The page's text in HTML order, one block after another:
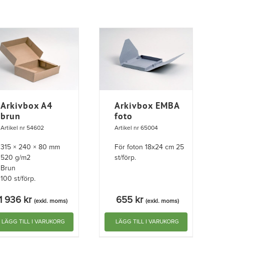
Arkivbox A4
brun
Artikel nr 54602
315 × 240 × 80 mm
520 g/m2
Brun
100 st/förp.
936 kr (exkl. moms)
LÄGG TILL I VARUKORG
Arkivbox EMBA
foto
Artikel nr 65004
För foton 18x24 cm 25
st/förp.
655 kr (exkl. moms)
LÄGG TILL I VARUKORG